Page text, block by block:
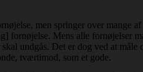
men springer over mange
fornøjelse. Mens alle fornøjelser
undgås. Det er dog ved at
tværtimod, som et gode.